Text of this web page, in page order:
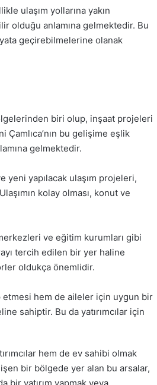
ulaşım yollarına yakın
olduğu anlamına gelmektedir. Bu
geçirebilmelerine olanak
biri olup, inşaat projeleri
Çamlıca’nın bu gelişime eşlik
gelmektedir.
yeni yapılacak ulaşım projeleri,
kolay olması, konut ve
ve eğitim kurumları gibi
tercih edilen bir yer haline
oldukça önemlidir.
etmesi hem de aileler için uygun bir
sahiptir. Bu da yatırımcılar için
hem de ev sahibi olmak
bir bölgede yer alan bu arsalar,